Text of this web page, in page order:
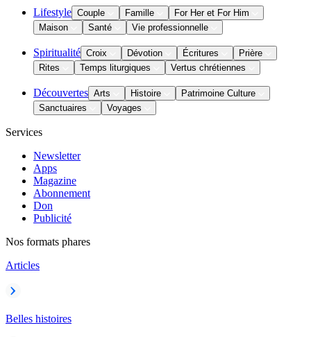
Lifestyle Couple Famille
For Her et For Him
Maison
Santé Vie professionnelle
Spiritualité Croix Dévotion Écritures
Prière
Rites
Temps liturgiques Vertus chrétiennes
Découvertes Arts Histoire
Patrimoine Culture
Sanctuaires
Voyages
Services
Newsletter
Apps
Magazine
Abonnement
Don
Publicité
Nos formats phares
Articles
Belles histoires